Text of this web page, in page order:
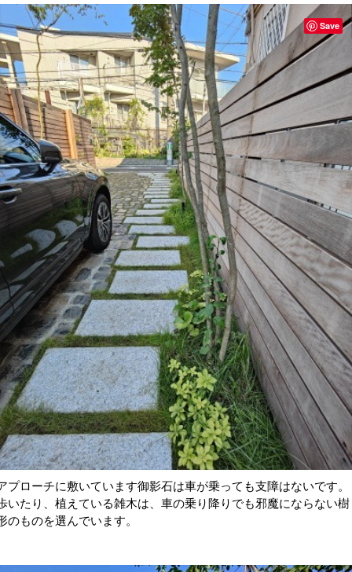
プローチに敷いています御影石は車が乗っても支障はないです。
いたり、植えている雑木は、車の乗り降りでも邪魔にならない樹
のものを選んでいます。
Save